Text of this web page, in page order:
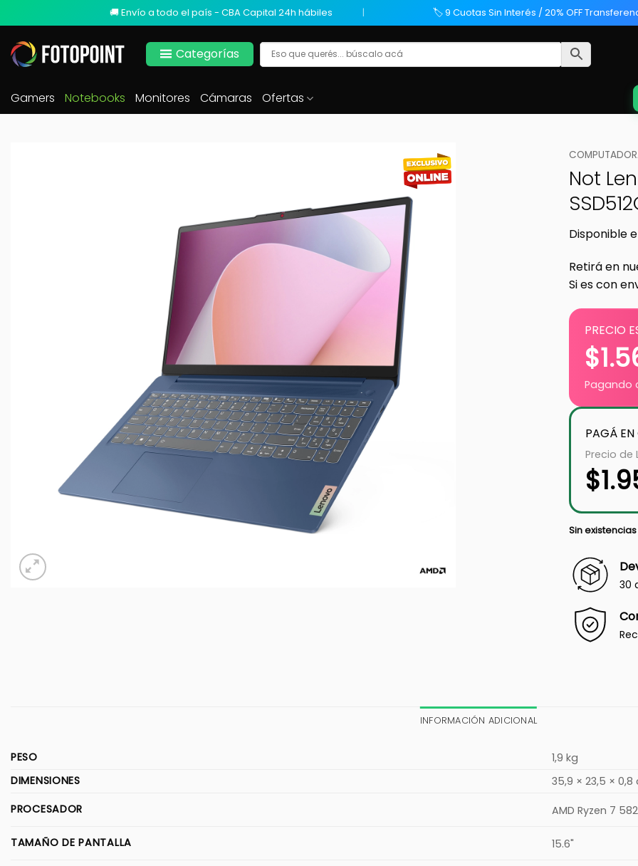
🚚 Envío a todo el país - CBA Capital 24h hábiles 🏷️ 9 Cuotas Sin Interés / 20% OFF
Categorías
Gamers Notebooks Monitores Cámaras Ofertas
Not
Disponible
Retirá en
Si es con
PRECIO
$
Pagando
PAGÁ
Precio de
$
Sin existencias
30
INFORMACIÓN ADICIONAL
PESO
1,9 kg
DIMENSIONES
35,9 × 23,5 × 0,8
PROCESADOR
AMD Ryzen 7
TAMAÑO DE PANTALLA 15.6"